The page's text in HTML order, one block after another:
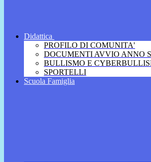
Didattica
PROFILO DI COMUNITA'
DOCUMENTI AVVIO ANNO
BULLISMO E
SPORTELLI
Scuola Famiglia